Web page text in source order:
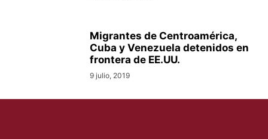
Migrantes de Centroamérica,
Cuba y Venezuela detenidos en
frontera de EE.UU.
9 julio, 2019